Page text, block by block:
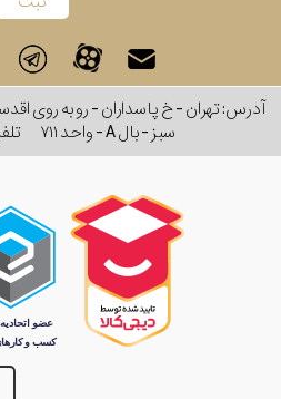
سبز - بال A - واحد ۷۱۱